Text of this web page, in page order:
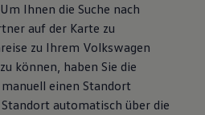
Ihnen die Suche nach
auf der Karte zu
zu Ihrem Volkswagen
können, haben Sie die
einen Standort
automatisch über die